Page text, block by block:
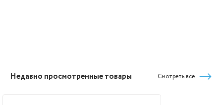
Недавно просмотренные товары Смотреть все